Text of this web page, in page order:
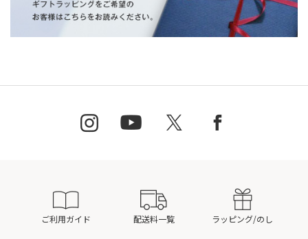
ご利用ガイド 配送料一覧 ラッピング/のし